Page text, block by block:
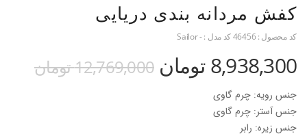
کفش مردانه بندی دریایی
کد محصول : 46456کد مدل :- Sailor
8,938,300 تومان 12,769,000 تومان
جنس رویه: چرم گاوی
جنس آستر: چرم گاوی
جنس زیره: رابر